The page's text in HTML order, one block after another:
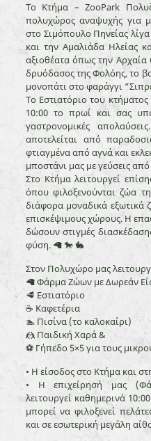
Το Κτήμα – ZooPark
πολυχώρος αναψυχής για
στο Σιμόπουλο Πηνείας
και την Αμαλιάδα Ηλείας
αξιοθέατα όπως την
δρυόδασος της Φολόης, το
μονοπάτι στο φαράγγι
Το Εστιατόριο του
10:00 το πρωί και σας
γαστρονομικές
αποτελείται από
φτιαγμένα από αγνά και
μποστάνι μας με γεύσεις
Στο Κτήμα λειτουργεί
όπου φιλοξενούνται ζώα
διάφορα μοναδικά εξωτικά
επισκέψιμους χώρους. Η
δώσουν στιγμές
φύση. 🦙 🐎 🐇
Στον Πολυχώρο μας
🦙 Φάρμα Ζώων με Δωρεάν
🥩 Εστιατόριο
☕ Καφετέρια
🏊 Πισίνα (το καλοκαίρι)
🤼 Παιδική Χαρά &
⚽ Γήπεδο 5×5 για τους
• Η είσοδος στο Κτήμα και
• Η επιχείρησή μας
λειτουργεί καθημερινά
μπορεί να φιλοξενεί
και σε εσωτερική μεγάλη